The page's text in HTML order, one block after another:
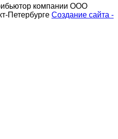
компании ООО
Петербурге Создание сайта -